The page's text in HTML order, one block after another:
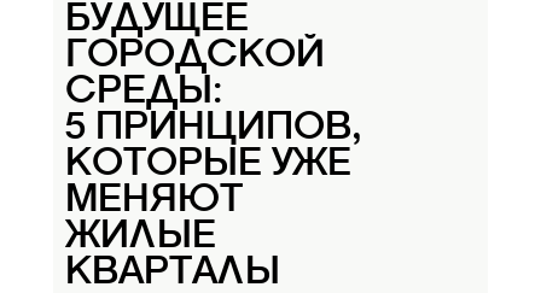
БУДУЩЕЕ
ГОРОДСКОЙ
СРЕДЫ:
5 ПРИНЦИПОВ,
КОТОРЫЕ УЖЕ
МЕНЯЮТ
ЖИЛЫЕ
КВАРТАЛЫ